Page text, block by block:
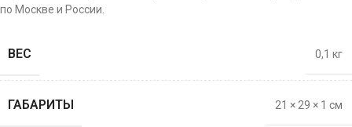
по Москве и России.
ВЕС 0,1 кг
ГАБАРИТЫ 21 × 29 × 1 см